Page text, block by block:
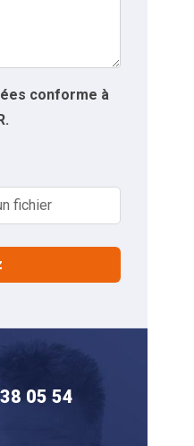
conforme à
fichier
05 54